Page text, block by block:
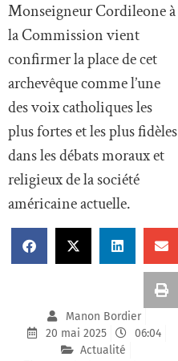
Monseigneur Cordileone à
la Commission vient
confirmer la place de cet
archevêque comme l’une
des voix catholiques les
plus fortes et les plus fidèles
dans les débats moraux et
religieux de la société
américaine actuelle.
Manon Bordier
20 mai 2025
06:04
Actualité